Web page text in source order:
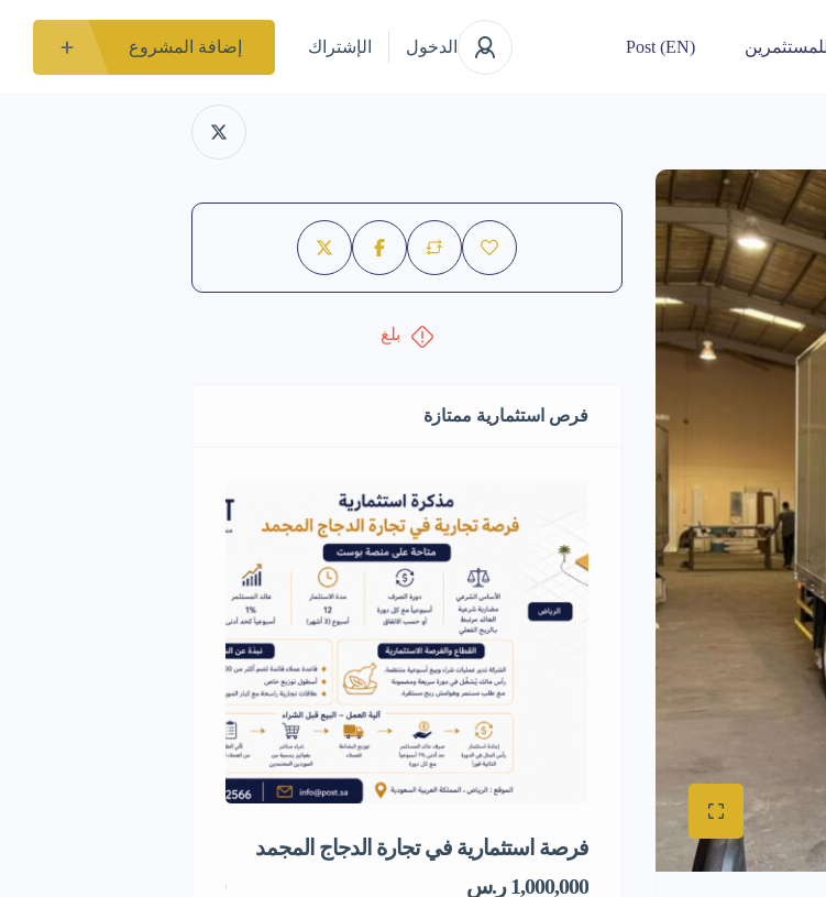
Post (EN) الدخول الإشتراك إضافة المشروع
بلغ
فرص استثمارية ممتازة
فرصة استثمارية في تجارة الدجاج المجمد
1,000,000 ر.س
5,000,000 ر.س